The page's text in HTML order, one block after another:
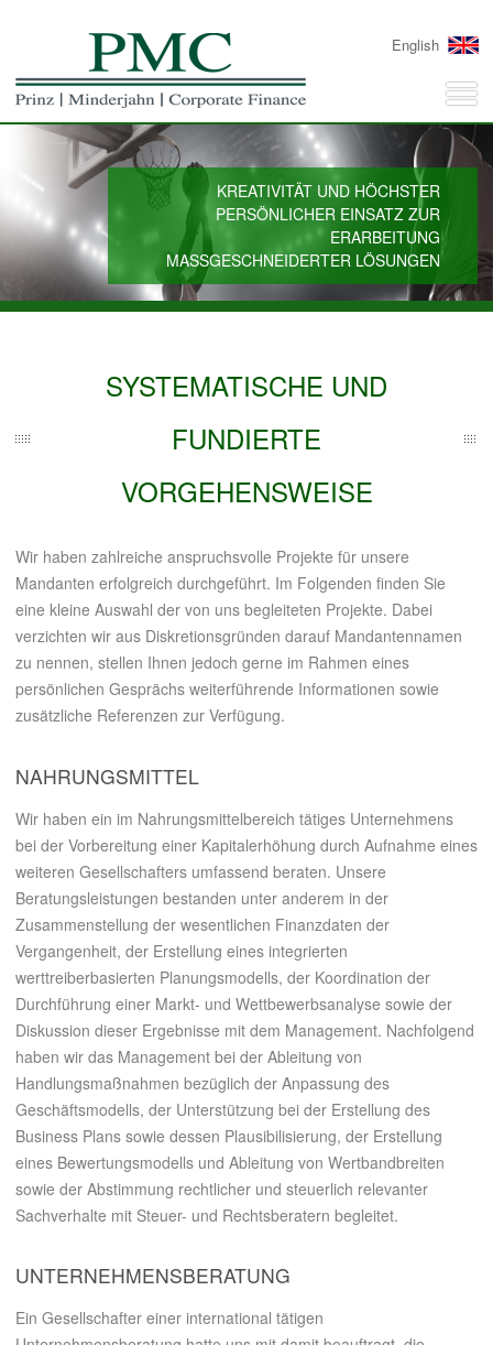
English
KREATIVITÄT UND HÖCHSTER
PERSÖNLICHER EINSATZ ZUR
ERARBEITUNG
MASSGESCHNEIDERTER LÖSUNGEN
SYSTEMATISCHE UND
FUNDIERTE
VORGEHENSWEISE
Wir haben zahlreiche anspruchsvolle Projekte für unsere
Mandanten erfolgreich durchgeführt. Im Folgenden finden Sie
eine kleine Auswahl der von uns begleiteten Projekte. Dabei
verzichten wir aus Diskretionsgründen darauf Mandantennamen
zu nennen, stellen Ihnen jedoch gerne im Rahmen eines
persönlichen Gesprächs weiterführende Informationen sowie
zusätzliche Referenzen zur Verfügung.
NAHRUNGSMITTEL
Wir haben ein im Nahrungsmittelbereich tätiges Unternehmens
bei der Vorbereitung einer Kapitalerhöhung durch Aufnahme eines
weiteren Gesellschafters umfassend beraten. Unsere
Beratungsleistungen bestanden unter anderem in der
Zusammenstellung der wesentlichen Finanzdaten der
Vergangenheit, der Erstellung eines integrierten
werttreiberbasierten Planungsmodells, der Koordination der
Durchführung einer Markt- und Wettbewerbsanalyse sowie der
Diskussion dieser Ergebnisse mit dem Management. Nachfolgend
haben wir das Management bei der Ableitung von
Handlungsmaßnahmen bezüglich der Anpassung des
Geschäftsmodells, der Unterstützung bei der Erstellung des
Business Plans sowie dessen Plausibilisierung, der Erstellung
eines Bewertungsmodells und Ableitung von Wertbandbreiten
sowie der Abstimmung rechtlicher und steuerlich relevanter
Sachverhalte mit Steuer- und Rechtsberatern begleitet.
UNTERNEHMENSBERATUNG
Ein Gesellschafter einer international tätigen